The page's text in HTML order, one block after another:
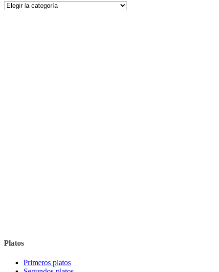
Recetas
Platos
Primeros platos